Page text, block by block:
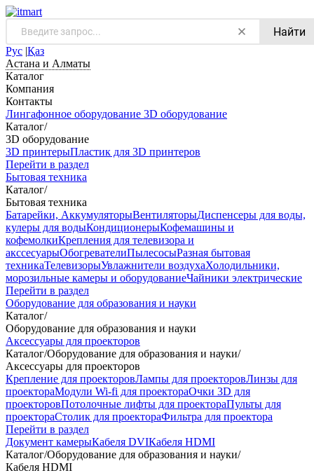
Найти
Рус |Қаз
Астана и Алматы
Каталог
Компания
Контакты
Лингафонное оборудование 3D оборудование
Каталог/
3D оборудование
3D принтерыПластик для 3D принтеров
Перейти в раздел
Бытовая техника
Каталог/
Бытовая техника
Батарейки, АккумуляторыВентиляторыДиспенсеры для воды,
кулеры для водыКондиционерыКофемашины и
кофемолкиКрепления для телевизора и
акссесуарыОбогревателиПылесосыРазная бытовая
техникаТелевизорыУвлажнители воздухаХолодильники,
морозильные камеры и оборудованиеЧайники электрические
Перейти в раздел
Оборудование для образования и науки
Каталог/
Оборудование для образования и науки
Аксессуары для проекторов
Каталог/Оборудование для образования и науки/
Аксессуары для проекторов
Крепление для проекторовЛампы для проекторовЛинзы для
проектораМодули Wi-fi для проектораОчки 3D для
проекторовПотолочные лифты для проектораПульты для
проектораСтолик для проектораФильтра для проектора
Перейти в раздел
Документ камерыКабеля DVIКабеля HDMI
Каталог/Оборудование для образования и науки/
Кабеля HDMI